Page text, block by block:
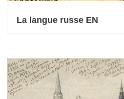
La langue russe EN